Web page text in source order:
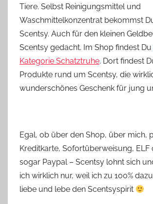
Tiere. Selbst Reinigungsmittel und
Waschmittelkonzentrat bekommst
Scentsy. Auch für den kleinen
Scentsy gedacht. Im Shop findest Du
Kategorie Schatztruhe. Dort findest
Produkte rund um Scentsy, die
wunderschönes Geschenk für jung
Egal, ob über den Shop, über mich,
Kreditkarte, Sofortüberweisung, ELF
sogar Paypal – Scentsy lohnt sich
ich wirklich nur, weil ich zu 100%
liebe und lebe den Scentsyspirit